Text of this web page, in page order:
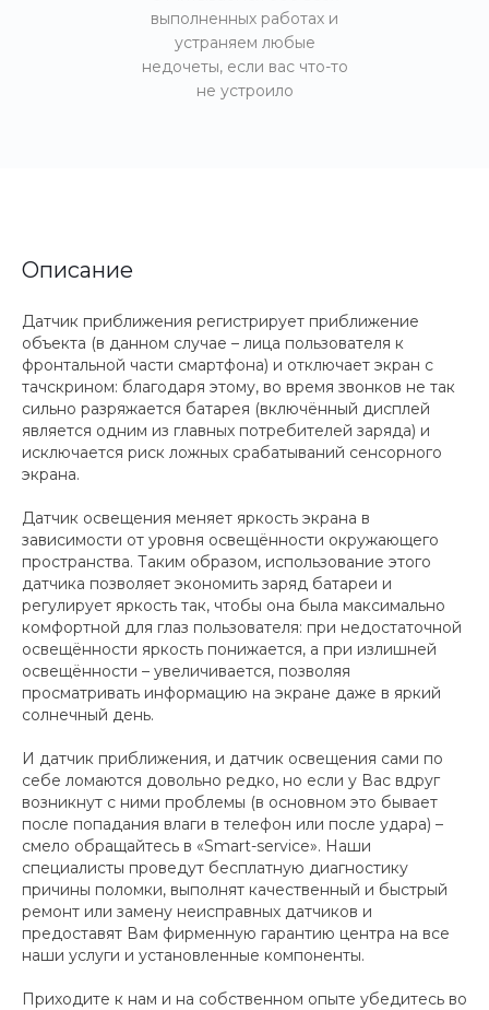
выполненных работах и
устраняем любые
недочеты, если вас что-то
не устроило
Описание
Датчик приближения регистрирует приближение
объекта (в данном случае – лица пользователя к
фронтальной части смартфона) и отключает экран с
тачскрином: благодаря этому, во время звонков не так
сильно разряжается батарея (включённый дисплей
является одним из главных потребителей заряда) и
исключается риск ложных срабатываний сенсорного
экрана.
Датчик освещения меняет яркость экрана в
зависимости от уровня освещённости окружающего
пространства. Таким образом, использование этого
датчика позволяет экономить заряд батареи и
регулирует яркость так, чтобы она была максимально
комфортной для глаз пользователя: при недостаточной
освещённости яркость понижается, а при излишней
освещённости – увеличивается, позволяя
просматривать информацию на экране даже в яркий
солнечный день.
И датчик приближения, и датчик освещения сами по
себе ломаются довольно редко, но если у Вас вдруг
возникнут с ними проблемы (в основном это бывает
после попадания влаги в телефон или после удара) –
смело обращайтесь в «Smart-service». Наши
специалисты проведут бесплатную диагностику
причины поломки, выполнят качественный и быстрый
ремонт или замену неисправных датчиков и
предоставят Вам фирменную гарантию центра на все
наши услуги и установленные компоненты.
Приходите к нам и на собственном опыте убедитесь во